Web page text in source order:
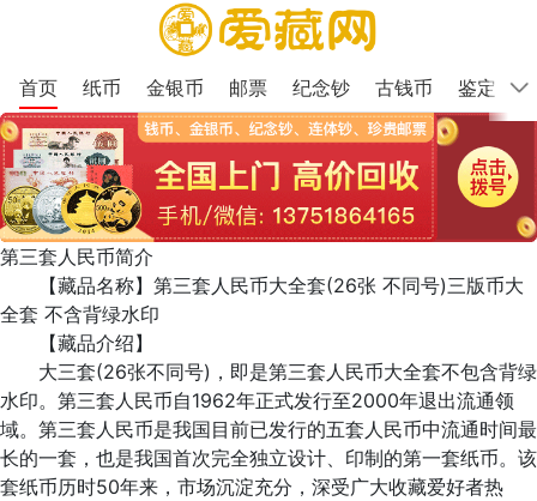
首页 纸币 金银币 邮票 纪念钞 古钱币 鉴定
第三套人民币简介
【藏品名称】第三套人民币大全套(26张 不同号)三版币大
全套 不含背绿水印
【藏品介绍】
大三套(26张不同号)，即是第三套人民币大全套不包含背绿
水印。第三套人民币自1962年正式发行至2000年退出流通领
域。第三套人民币是我国目前已发行的五套人民币中流通时间最
长的一套，也是我国首次完全独立设计、印制的第一套纸币。该
套纸币历时50年来，市场沉淀充分，深受广大收藏爱好者热